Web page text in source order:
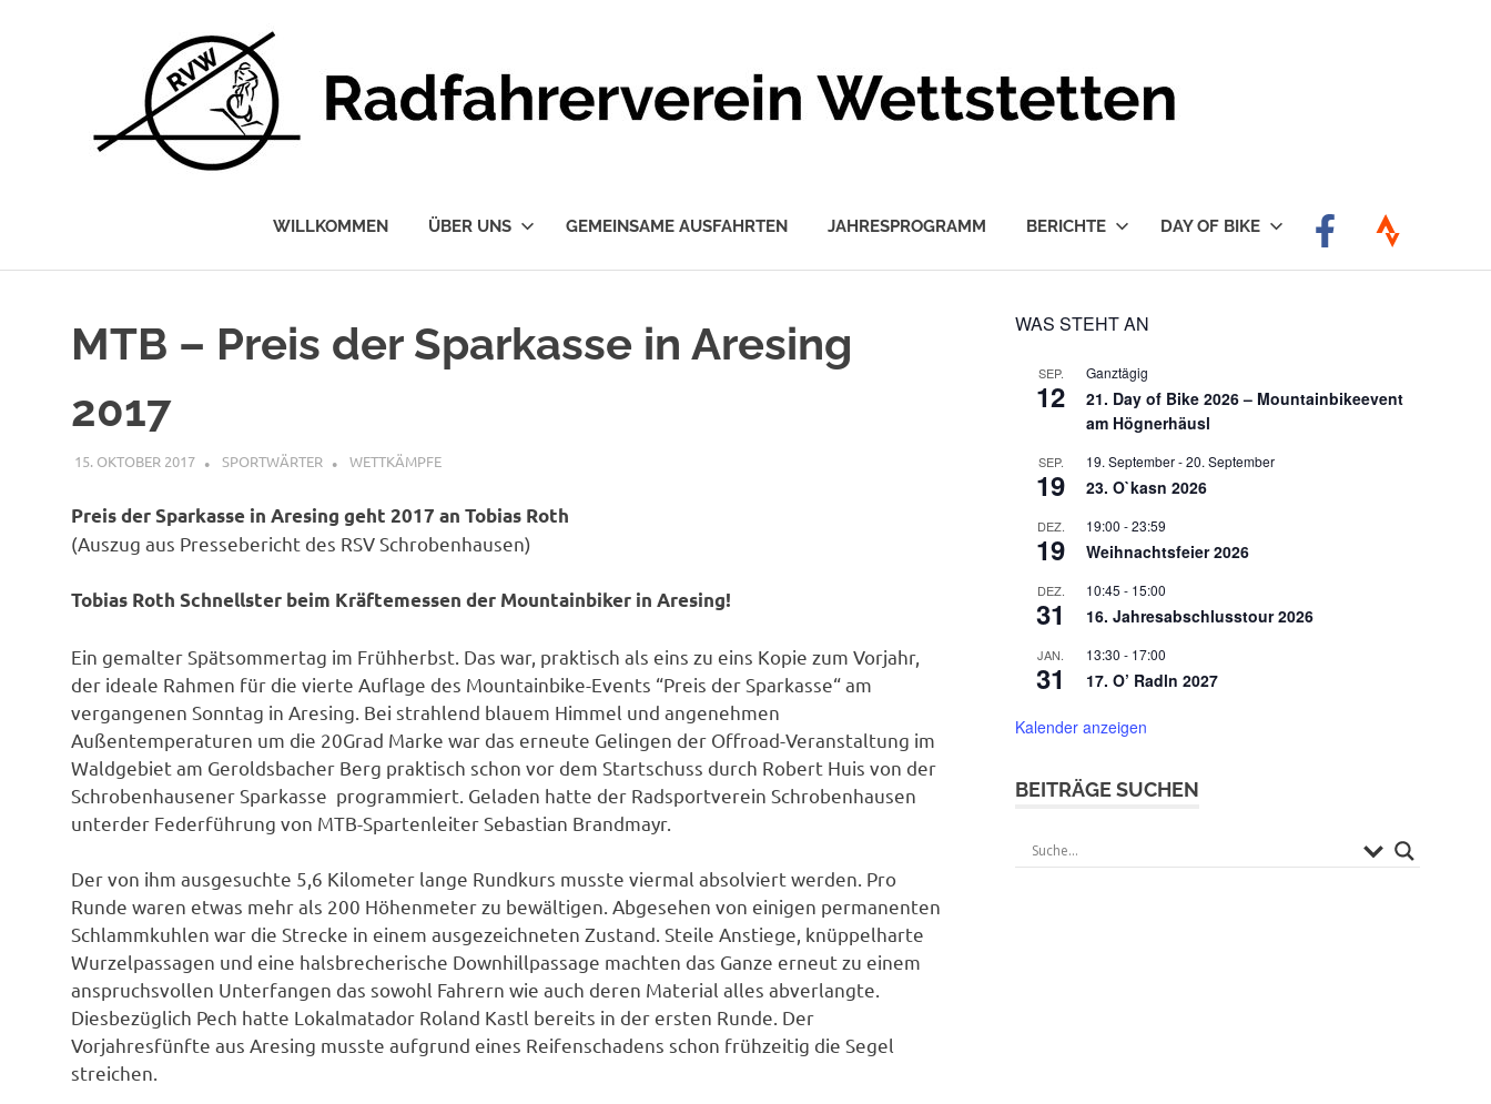
Zum
WILLKOMMEN ÜBER UNS GEMEINSAME AUSFAHRTEN JAHRESPROGRAMM BERICHTE DAY OF BIKE
MTB – Preis der Sparkasse in Aresing
2017
15. OKTOBER 2017 SPORTWÄRTER WETTKÄMPFE
Preis der Sparkasse in Aresing geht 2017 an Tobias Roth
(Auszug aus Pressebericht des RSV Schrobenhausen)
Tobias Roth Schnellster beim Kräftemessen der Mountainbiker in Aresing!
Ein gemalter Spätsommertag im Frühherbst. Das war, praktisch als eins zu eins Kopie zum Vorjahr,
der ideale Rahmen für die vierte Auflage des Mountainbike-Events “Preis der Sparkasse“ am
vergangenen Sonntag in Aresing. Bei strahlend blauem Himmel und angenehmen
Außentemperaturen um die 20Grad Marke war das erneute Gelingen der Offroad-Veranstaltung im
Waldgebiet am Geroldsbacher Berg praktisch schon vor dem Startschuss durch Robert Huis von der
Schrobenhausener Sparkasse programmiert. Geladen hatte der Radsportverein Schrobenhausen
unterder Federführung von MTB-Spartenleiter Sebastian Brandmayr.
Der von ihm ausgesuchte 5,6 Kilometer lange Rundkurs musste viermal absolviert werden. Pro
Runde waren etwas mehr als 200 Höhenmeter zu bewältigen. Abgesehen von einigen permanenten
Schlammkuhlen war die Strecke in einem ausgezeichneten Zustand. Steile Anstiege, knüppelharte
Wurzelpassagen und eine halsbrecherische Downhillpassage machten das Ganze erneut zu einem
anspruchsvollen Unterfangen das sowohl Fahrern wie auch deren Material alles abverlangte.
Diesbezüglich Pech hatte Lokalmatador Roland Kastl bereits in der ersten Runde. Der
Vorjahresfünfte aus Aresing musste aufgrund eines Reifenschadens schon frühzeitig die Segel
streichen.
WAS STEHT AN
SEP.
12
Ganztägig
21. Day of Bike 2026 – Mountainbikeevent
am Högnerhäusl
SEP.
19
19. September-20. September
23. O`kasn 2026
DEZ.
19
19:00 -23:59
Weihnachtsfeier 2026
DEZ.
31
10:45 - 15:00
16. Jahresabschlusstour 2026
JAN.
31
13:30 - 17:00
17. O’ Radln 2027
Kalender anzeigen
BEITRÄGE SUCHEN